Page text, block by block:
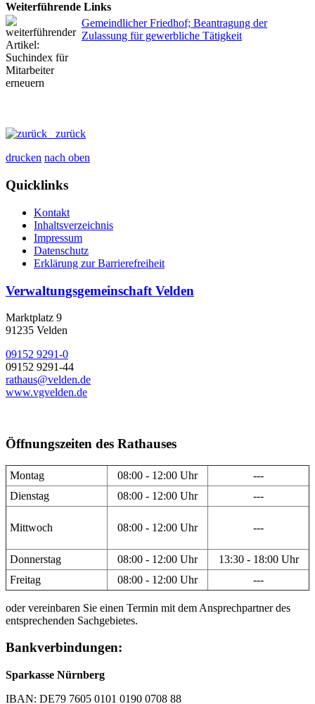
Weiterführende Links
Gemeindlicher Friedhof; Beantragung der
Zulassung für gewerbliche Tätigkeit
zurück
drucken nach oben
Quicklinks
Kontakt
Inhaltsverzeichnis
Impressum
Datenschutz
Erklärung zur Barrierefreiheit
Verwaltungsgemeinschaft Velden
Marktplatz 9
91235 Velden
09152 9291-0
09152 9291-44
rathaus@velden.de
www.vgvelden.de
Öffnungszeiten des Rathauses
Montag 08:00 - 12:00 Uhr
---
Dienstag
08:00 - 12:00 Uhr ---
Mittwoch 08:00 - 12:00 Uhr ---
Donnerstag 08:00 - 12:00 Uhr
13:30 - 18:00 Uhr
Freitag
08:00 - 12:00 Uhr ---
oder vereinbaren Sie einen Termin mit dem Ansprechpartner des
entsprechenden Sachgebietes.
Bankverbindungen:
Sparkasse Nürnberg
IBAN: DE79 7605 0101 0190 0708 88